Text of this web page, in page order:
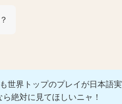
世界トップのプレイが日本語実
絶対に見てほしいニャ！